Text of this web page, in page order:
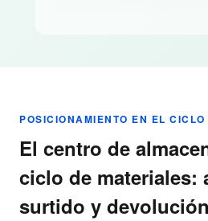
POSICIONAMIENTO EN EL
El centro de
ciclo de materiales:
surtido y devolución